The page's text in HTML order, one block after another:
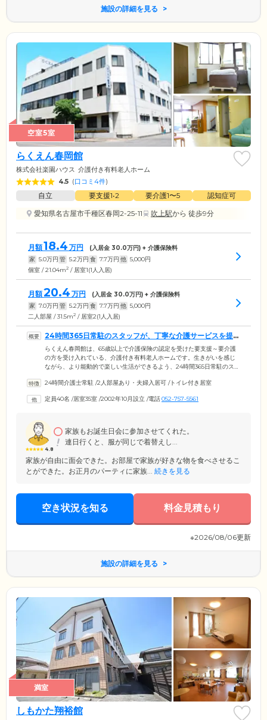
施設の詳細を見る
空室5室
らくえん春岡館
株式会社楽園ハウス 介護付き有料老人ホーム
4.5 (口コミ4件)
自立 要支援1•2 要介護1〜5
認知症可
愛知県名古屋市千種区春岡2-25-11
吹上駅から 徒歩9分
月額18.4 万円 (入居金 30.0万円) + 介護保険料
家 5.0万円 管 5.2万円 食 7.7万円 他 5,000円
個室 / 21.04m2 / 居室1(1人入居)
月額20.4 万円 (入居金 30.0万円) + 介護保険料
家 7.0万円 管 5.2万円 食 7.7万円 他 5,000円
二人部屋 / 31.5m2 / 居室2(1人入居)
24時間365日常駐のスタッフが、丁寧な介護サービスを提供
いたします
らくえん春岡館は、65歳以上で介護保険の認定を受けた要支援～要介護
の方を受け入れている、介護付き有料老人ホームです。生きがいを感じ
ながら、より能動的で楽しい生活ができるよう、24時間365日常駐のスタ
により急変が起こりやすいお食事時や、自宅では心配な夜間時にも、迅
回、買い物代行週1回でご利用いただけます。入居のみなさまの尊厳を重
24時間介護士常駐 /2人部屋あり・夫婦入居可 /トイレ付き居室
定員40名 /居室35室 /2002年10月設立 /電話052-757-5561
4.8
家族もお誕生日会に参加させてくれた。
連日行くと、服が同じで着替えし...
家族が自由に面会できた。お部屋で家族が好きな物を食べさせるこ
とができた。お正月のパーティに家族... 続きを見る
空き状況を知る 料金見積もり
※2026/08/06更新
施設の詳細を見る
満室
しもかた翔裕館